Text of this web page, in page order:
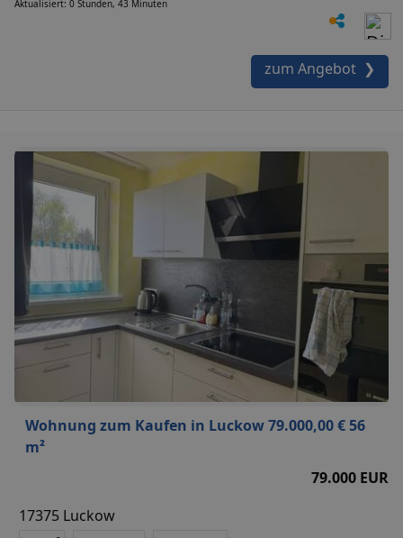
Aktualisiert: 0 Stunden, 43 Minuten
zum Angebot ❯
Wohnung zum Kaufen in Luckow 79.000,00 € 56
m²
79.000 EUR
17375 Luckow